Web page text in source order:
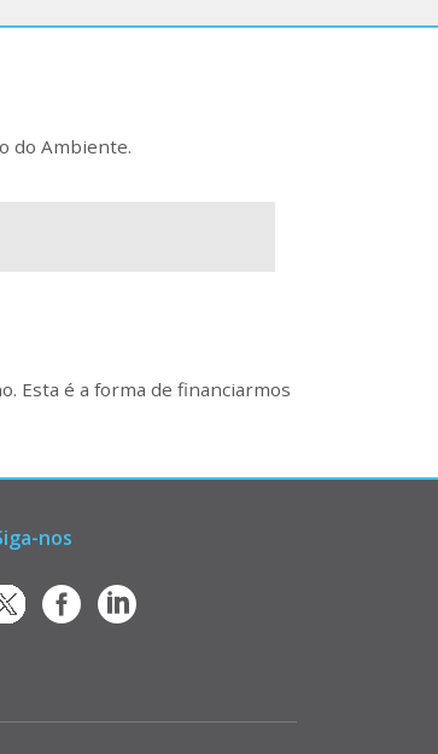
do Ambiente.
Esta é a forma de financiarmos
nos